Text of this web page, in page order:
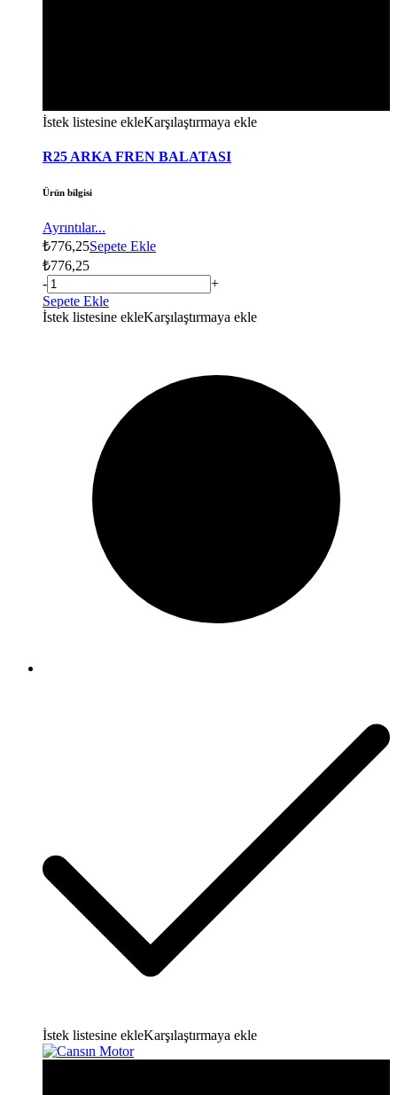
İstek listesine ekleKarşılaştırmaya ekle
R25 ARKA FREN BALATASI
Ürün bilgisi
Ayrıntılar...
₺776,25Sepete Ekle
₺776,25
-
+
Sepete Ekle
İstek listesine ekleKarşılaştırmaya ekle
İstek listesine ekleKarşılaştırmaya ekle